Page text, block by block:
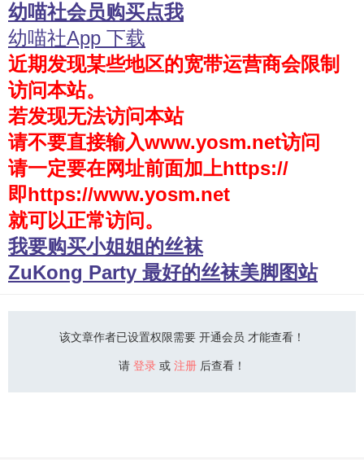
木花琳琳是勇者写真 木花琳琳是勇者视频
风之领域
喵写真
轻兰映画
少女秩序
会员购买
幼喵社App
幼喵社会员购买点我
幼喵社App 下载
近期发现某些地区的宽带运营商会限制
访问本站。
若发现无法访问本站
请不要直接输入www.yosm.net访问
请一定要在网址前面加上https://
即https://www.yosm.net
就可以正常访问。
我要购买小姐姐的丝袜
ZuKong Party 最好的丝袜美脚图站
该文章作者已设置权限需要 开通会员 才能查看！
请 登录 或 注册 后查看！